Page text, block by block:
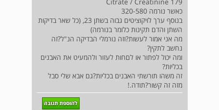
כאשר נורמה 320-580
בנוסף ערך לויקוציטים גבוה בשתן 23, (כל שאר בדיקות
השתן והדם תקינות כלומר בנורמה)
מה אני אמור לעשות?וזה נורמלי הבדיקה הנ"ל?זה
נחשב לתקין?
ומה יכול לפתור או לםחות לעזור ולהמעיט את האבנים
בכליות?
זה משהו תורשתי האבנים בכליות?גם אבא שלי סבל
מזה זה קשור?תודה.!